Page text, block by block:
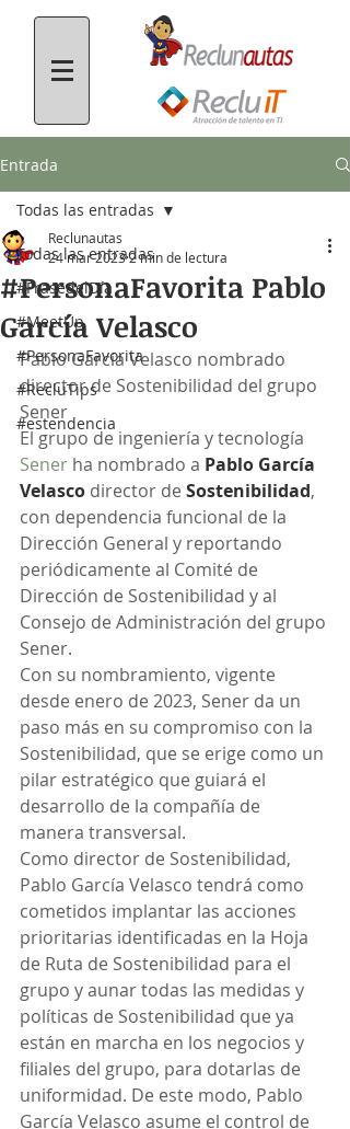
Entrada
Todas las entradas
#FrasedelDía
#MeetUp
#PersonaFavorita
#RecluTips
#estendencia
Todas las entradas
#PersonaFavorita Pablo
García Velasco
Reclunautas
24 mar 20232 min de lectura
Pablo García Velasco nombrado
director de Sostenibilidad del grupo
Sener
El grupo de ingeniería y tecnología
Sener ha nombrado a Pablo García
Velasco director de Sostenibilidad,
con dependencia funcional de la
Dirección General y reportando
periódicamente al Comité de
Dirección de Sostenibilidad y al
Consejo de Administración del grupo
Sener.
Con su nombramiento, vigente
desde enero de 2023, Sener da un
paso más en su compromiso con la
Sostenibilidad, que se erige como un
pilar estratégico que guiará el
desarrollo de la compañía de
manera transversal.
Como director de Sostenibilidad,
Pablo García Velasco tendrá como
cometidos implantar las acciones
prioritarias identificadas en la Hoja
de Ruta de Sostenibilidad para el
grupo y aunar todas las medidas y
políticas de Sostenibilidad que ya
están en marcha en los negocios y
filiales del grupo, para dotarlas de
uniformidad. De este modo, Pablo
García Velasco asume el control de